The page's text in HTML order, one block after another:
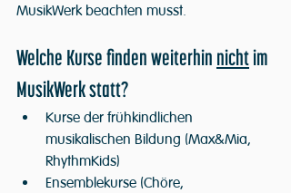
MusikWerk beachten musst.
Welche Kurse finden weiterhin nicht im
MusikWerk statt?
Kurse der frühkindlichen
musikalischen Bildung (Max&Mia,
RhythmKids)
Ensemblekurse (Chöre,